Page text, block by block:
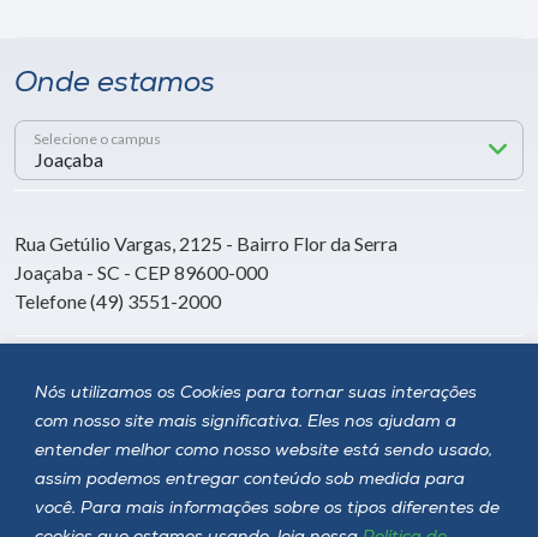
Nós utilizamos os Cookies para tornar suas interações
com nosso site mais significativa. Eles nos ajudam a
entender melhor como nosso website está sendo usado,
assim podemos entregar conteúdo sob medida para
você. Para mais informações sobre os tipos diferentes de
Onde estamos
Selecione o campus
Rua Getúlio Vargas, 2125 - Bairro Flor da Serra
Joaçaba - SC - CEP 89600-000
Telefone (49) 3551-2000
Siga a Unoesc